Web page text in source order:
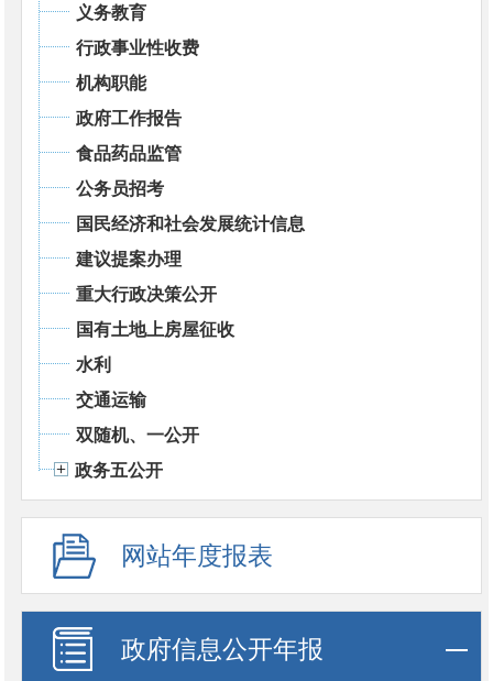
义务教育
行政事业性收费
机构职能
政府工作报告
食品药品监管
公务员招考
国民经济和社会发展统计信息
建议提案办理
重大行政决策公开
国有土地上房屋征收
水利
交通运输
双随机、一公开
政务五公开
网站年度报表
政府信息公开年报